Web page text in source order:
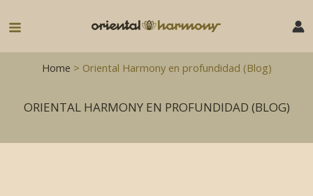
Main
MenuHome > Oriental Harmony en profundidad (Blog)
ORIENTAL HARMONY EN PROFUNDIDAD (BLOG)